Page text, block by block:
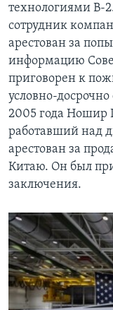
технологиями B-
сотрудник
арестован за
информацию
приговорен к
условно-
2005 года Ношир
работавший над
арестован за
Китаю. Он был
заключения.